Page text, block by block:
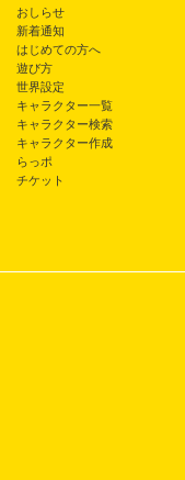
おしらせ
新着通知
はじめての方へ
遊び方
世界設定
キャラクター一覧
キャラクター検索
キャラクター作成
らっポ
チケット